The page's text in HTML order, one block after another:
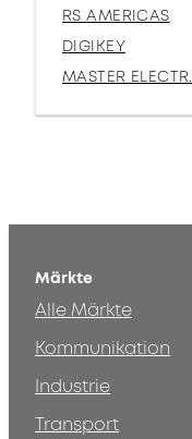
RS AMERICAS
DIGIKEY
MASTER ELECTR.
Märkte
Alle Märkte
Kommunikation
Industrie
Transport